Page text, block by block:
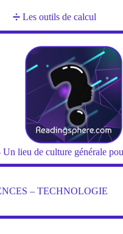
➗ Les outils de calcul
Un lieu de culture générale
– TECHNOLOGIE